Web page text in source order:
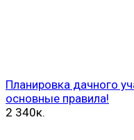
Планировка дачного
основные правила!
2 340к.